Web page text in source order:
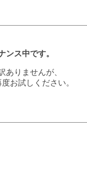
ンス中です。
ありませんが、
お試しください。